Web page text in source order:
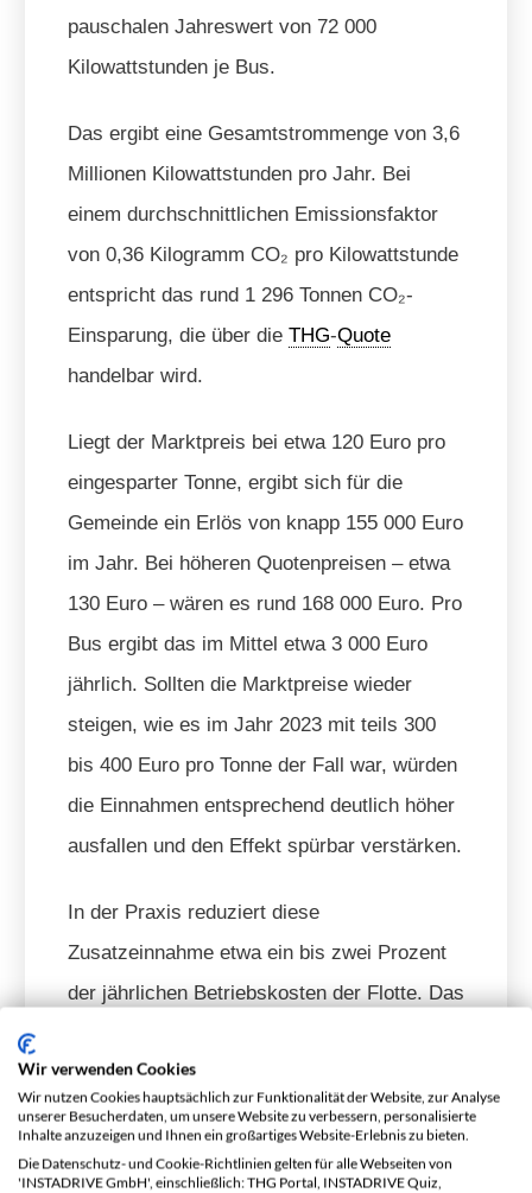
pauschalen Jahreswert von 72 000
Kilowattstunden je Bus.
Das ergibt eine Gesamtstrommenge von 3,6
Millionen Kilowattstunden pro Jahr. Bei
einem durchschnittlichen Emissionsfaktor
von 0,36 Kilogramm CO₂ pro Kilowattstunde
entspricht das rund 1 296 Tonnen CO₂-
Einsparung, die über die THG-Quote
handelbar wird.
Liegt der Marktpreis bei etwa 120 Euro pro
eingesparter Tonne, ergibt sich für die
Gemeinde ein Erlös von knapp 155 000 Euro
im Jahr. Bei höheren Quotenpreisen – etwa
130 Euro – wären es rund 168 000 Euro. Pro
Bus ergibt das im Mittel etwa 3 000 Euro
jährlich. Sollten die Marktpreise wieder
steigen, wie es im Jahr 2023 mit teils 300
bis 400 Euro pro Tonne der Fall war, würden
die Einnahmen entsprechend deutlich höher
ausfallen und den Effekt spürbar verstärken.
In der Praxis reduziert diese
Zusatzeinnahme etwa ein bis zwei Prozent
der jährlichen Betriebskosten der Flotte. Das
den elektrischen Betrieb aber etwas
kalkulierbarer – besonders bei steigenden
Stromkosten oder schwankenden
Wir verwenden Cookies
Wir nutzen Cookies hauptsächlich zur Funktionalität der Website, zur Analyse
unserer Besucherdaten, um unsere Website zu verbessern, personalisierte
Inhalte anzuzeigen und Ihnen ein großartiges Website-Erlebnis zu bieten.
Die Datenschutz- und Cookie-Richtlinien gelten für alle Webseiten von
'INSTADRIVE GmbH', einschließlich: THG Portal, INSTADRIVE Quiz,